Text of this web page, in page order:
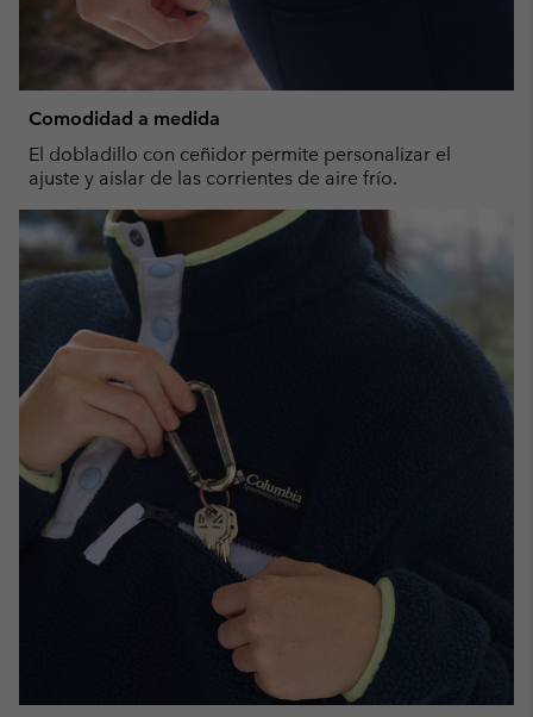
Comodidad a medida
El dobladillo con ceñidor permite personalizar el
ajuste y aislar de las corrientes de aire frío.